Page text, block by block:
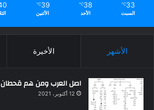
33
℃
السبت
38
℃
الأحد
39
℃
الأثنين
الأشهر الأخيرة
اصل العرب ومن هم قحطان
12 أكتوبر، 2021